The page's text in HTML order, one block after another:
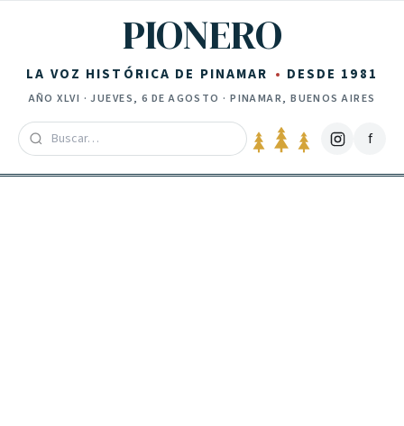
PIONERO
LA VOZ HISTÓRICA DE PINAMAR DESDE 1981
AÑOXLVI ·JUEVES, 6 DE AGOSTO · PINAMAR, BUENOS AIRES
f